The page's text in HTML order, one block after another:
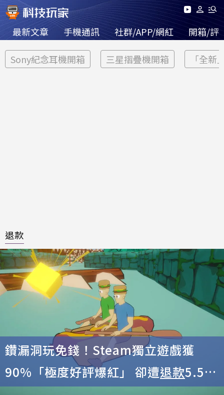
最新文章 手機通訊 社群/APP/網紅 開箱/評
Sony紀念耳機開箱 三星摺疊機開箱 「全新
退款
鑽漏洞玩免錢！Steam獨立遊戲獲
90%「極度好評爆紅」 卻遭退款5.5萬